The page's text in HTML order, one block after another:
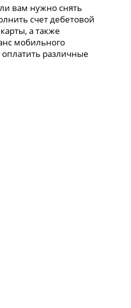
вам нужно снять
счет дебетовой
а также
мобильного
различные